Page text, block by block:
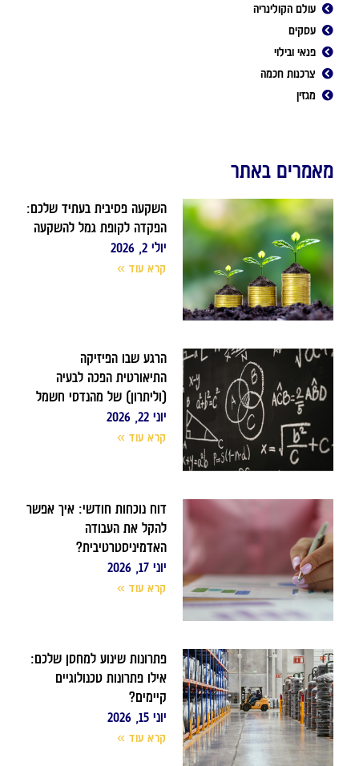
עולם הקולינריה
עסקים
פנאי ובילוי
צרכנות חכמה
מגזין
מאמרים באתר
השקעה פסיבית בעתיד שלכם:
הפקדה לקופת גמל להשקעה
יולי 2, 2026
קרא עוד »
הרגע שבו הפיזיקה
התיאורטית הפכה לבעיה
(וליתרון) של מהנדסי חשמל
יוני 22, 2026
קרא עוד »
דוח נוכחות חודשי: איך אפשר
להקל את העבודה
האדמיניסטרטיבית?
יוני 17, 2026
קרא עוד »
פתרונות שינוע למחסן שלכם:
אילו פתרונות טכנולוגיים
קיימים?
יוני 15, 2026
קרא עוד »